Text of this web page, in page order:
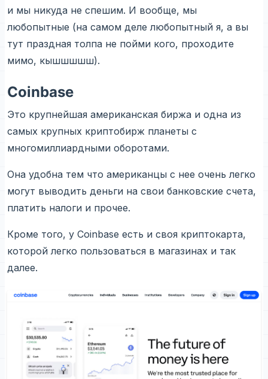
и мы никуда не спешим. И вообще, мы
любопытные (на самом деле любопытный я, а вы
тут праздная толпа не пойми кого, проходите
мимо, кышшшшш).
Coinbase
Это крупнейшая американская биржа и одна из
самых крупных криптобирж планеты с
многомиллиардными оборотами.
Она удобна тем что американцы с нее очень легко
могут выводить деньги на свои банковские счета,
платить налоги и прочее.
Кроме того, у Coinbase есть и своя криптокарта,
которой легко пользоваться в магазинах и так
далее.